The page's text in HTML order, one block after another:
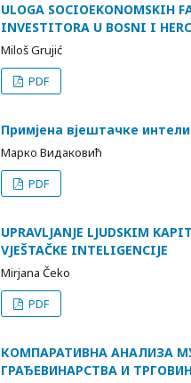
ULOGA SOCIOEKONOMSKIH
INVESTITORA U BOSNI I
Miloš Grujić
PDF
Примјена вјештачке
Марко Видаковић
PDF
UPRAVLJANJE LJUDSKIM
VJEŠTAČKE INTELIGENCIJE
Mirjana Čeko
PDF
КОМПАРАТИВНА АНАЛИЗА
ГРАЂЕВИНАРСТВА И